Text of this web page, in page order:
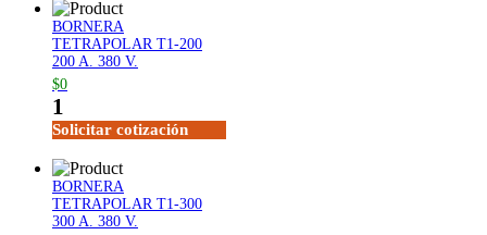
BORNERA
TETRAPOLAR T1-200
200 A. 380 V.
$0
1
Solicitar cotización
BORNERA
TETRAPOLAR T1-300
300 A. 380 V.